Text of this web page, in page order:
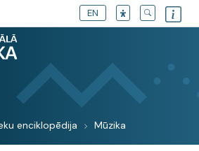
EN
enciklopēdija Mūzika